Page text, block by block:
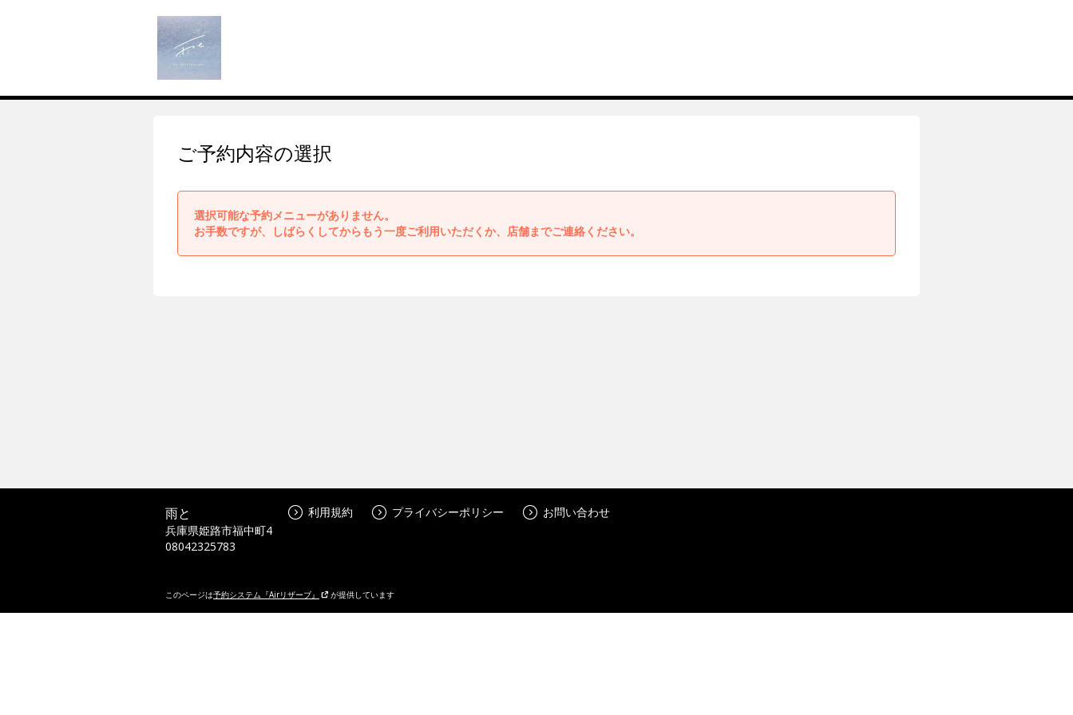
ご予約内容の選択
選択可能な予約メニューがありません。
お手数ですが、しばらくしてからもう一度ご利用いただくか、店舗までご連絡ください。
雨と
兵庫県姫路市福中町4
08042325783
利用規約 プライバシーポリシー お問い合わせ
このページは予約システム『Airリザーブ』 が提供しています